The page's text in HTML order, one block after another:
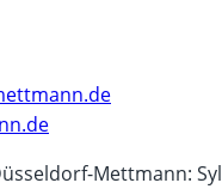
Mettmann: